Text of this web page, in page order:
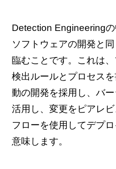
Detection Engineeringの
ソフトウェアの開発と
臨むことです。これは
検出ルールとプロセス
動の開発を採用し、バ
活用し、変更をピアレ
フローを使用してデプ
意味します。